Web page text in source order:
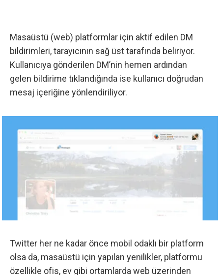
Masaüstü (web) platformlar için aktif edilen DM
bildirimleri, tarayıcının sağ üst tarafında beliriyor.
Kullanıcıya gönderilen DM’nin hemen ardından
gelen bildirime tıklandığında ise kullanıcı doğrudan
mesaj içeriğine yönlendiriliyor.
Twitter her ne kadar önce mobil odaklı bir platform
olsa da, masaüstü için yapılan yenilikler, platformu
özellikle ofis, ev gibi ortamlarda web üzerinden